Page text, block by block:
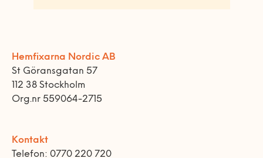
Hemfixarna Nordic AB
St Göransgatan 57
112 38 Stockholm
Org.nr 559064-2715
Kontakt
Telefon: 0770 220 720